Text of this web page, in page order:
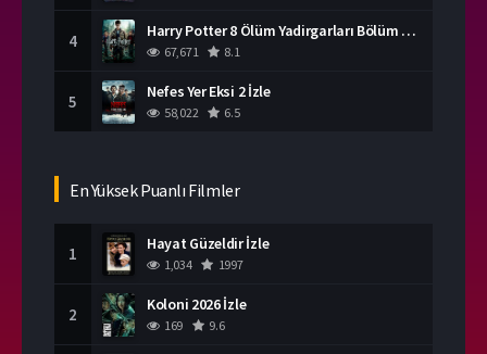
4 Harry Potter 8 Ölüm Yadirgarları Bölüm 2 İzle
67,671 8.1
5 Nefes Yer Eksi 2 İzle
58,022 6.5
En Yüksek Puanlı Filmler
1 Hayat Güzeldir İzle
1,034 1997
2 Koloni 2026 İzle
169 9.6